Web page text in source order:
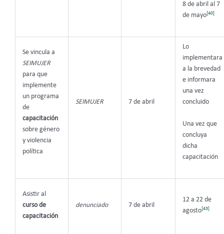
8 de abril al 7
de mayo[40]
Se vincula a
SEIMUJER
para que
implemente
un programa
de
capacitación
sobre género
y violencia
política
SEIMUJER 7 de abril
Lo
implementara
a la brevedad
e informara
una vez
concluido
Una vez que
concluya
dicha
capacitación
Asistir al
curso de
capacitación
denunciado 7 de abril
12 a 22 de
agosto[43]